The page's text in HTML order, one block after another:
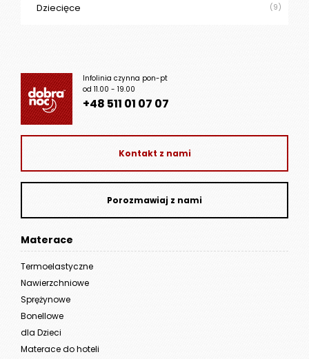
Dziecięce (9)
Infolinia czynna pon-pt
od 11.00 - 19.00
+48 511 01 07 07
Kontakt z nami
Porozmawiaj z nami
Materace
Termoelastyczne
Nawierzchniowe
Sprężynowe
Bonellowe
dla Dzieci
Materace do hoteli